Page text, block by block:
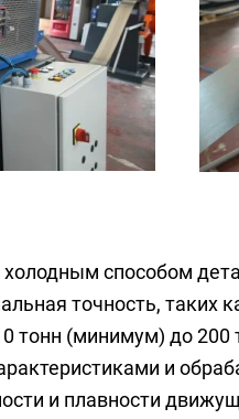
способом
точность, таких
тонн (минимум) до
и
и плавности